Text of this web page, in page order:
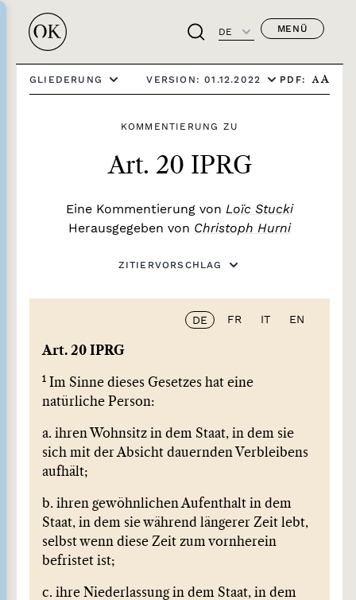
DE MENÜ
GLIEDERUNG VERSION: 01.12.2022 PDF: A A
KOMMENTIERUNG ZU
Art. 20 IPRG
Eine Kommentierung von Loïc Stucki
Herausgegeben von Christoph Hurni
ZITIERVORSCHLAG
DE FR IT EN
Art. 20 IPRG
1 Im Sinne dieses Gesetzes hat eine
natürliche Person:
a. ihren Wohnsitz in dem Staat, in dem sie
sich mit der Absicht dauernden Verbleibens
aufhält;
b. ihren gewöhnlichen Aufenthalt in dem
Staat, in dem sie während längerer Zeit lebt,
selbst wenn diese Zeit zum vornherein
befristet ist;
c. ihre Niederlassung in dem Staat, in dem